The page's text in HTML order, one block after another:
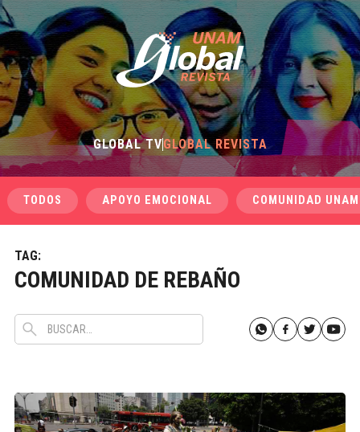
GLOBAL TVGLOBAL REVISTA
TODOS APOYO EMOCIONAL COMUNIDAD UNAM
TAG:
COMUNIDAD DE REBAÑO